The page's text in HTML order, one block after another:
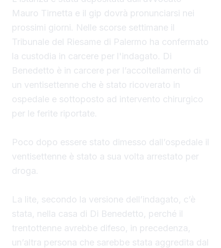
Mauro Tirnetta e il gip dovrà pronunciarsi nei
prossimi giorni. Nelle scorse settimane il
Tribunale del Riesame di Palermo ha confermato
la custodia in carcere per l'indagato. Di
Benedetto è in carcere per l’accoltellamento di
un ventisettenne che è stato ricoverato in
ospedale e sottoposto ad intervento chirurgico
per le ferite riportate.
Poco dopo essere stato dimesso dall’ospedale il
ventisettenne è stato a sua volta arrestato per
droga.
La lite, secondo la versione dell’indagato, c’è
stata, nella casa di Di Benedetto, perché il
trentottenne avrebbe difeso, in precedenza,
un’altra persona che sarebbe stata aggredita dal